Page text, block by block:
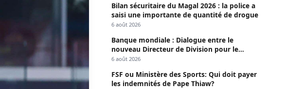
Bilan sécuritaire du Magal 2026 : la police a
saisi une importante de quantité de drogue
6 août 2026
Banque mondiale : Dialogue entre le
nouveau Directeur de Division pour le
Sénégal et le Pr. Diomaye
6 août 2026
FSF ou Ministère des Sports: Qui doit payer
les indemnités de Pape Thiaw?